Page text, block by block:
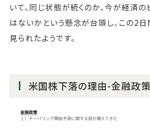
いて、同じ状態が続くのか、今が経済
はないかという懸念が台頭し、この2
見られたようです。
米国株下落の理由-金融政